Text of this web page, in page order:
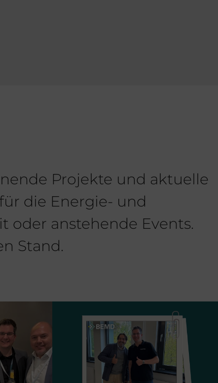
Projekte und aktuelle
die Energie- und
oder anstehende Events.
Stand.